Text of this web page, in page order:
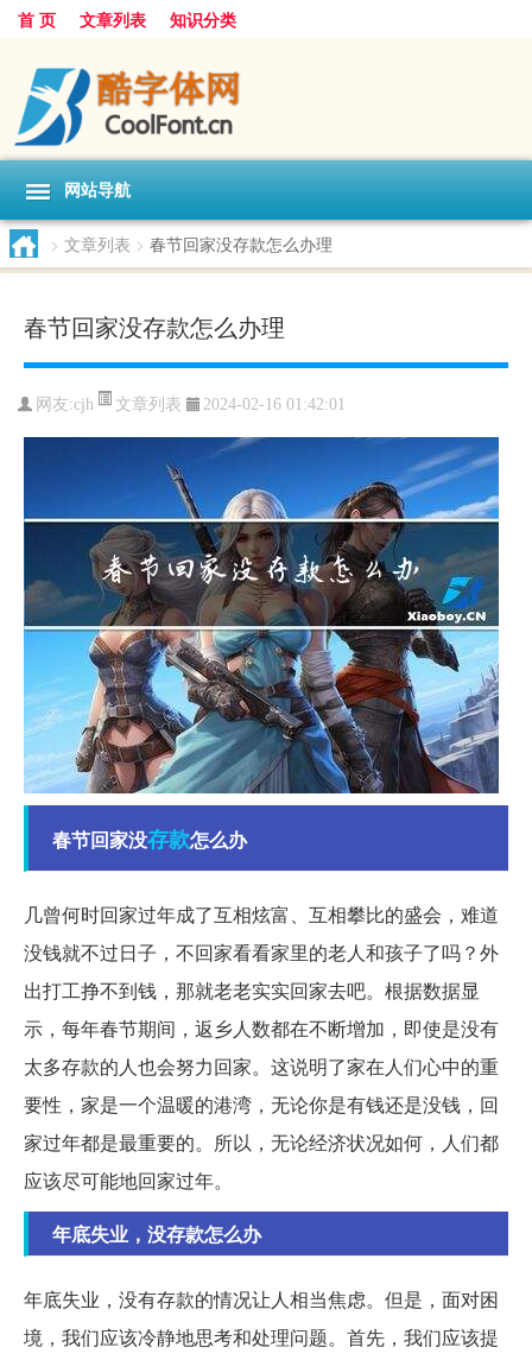
首 页 文章列表 知识分类
网站导航
> 文章列表 > 春节回家没存款怎么办理
春节回家没存款怎么办理
网友:cjh 文章列表 2024-02-16 01:42:01
春节回家没存款怎么办
几曾何时回家过年成了互相炫富、互相攀比的盛会，难道
没钱就不过日子，不回家看看家里的老人和孩子了吗？外
出打工挣不到钱，那就老老实实回家去吧。根据数据显
示，每年春节期间，返乡人数都在不断增加，即使是没有
太多存款的人也会努力回家。这说明了家在人们心中的重
要性，家是一个温暖的港湾，无论你是有钱还是没钱，回
家过年都是最重要的。所以，无论经济状况如何，人们都
应该尽可能地回家过年。
年底失业，没存款怎么办
年底失业，没有存款的情况让人相当焦虑。但是，面对困
境，我们应该冷静地思考和处理问题。首先，我们应该提